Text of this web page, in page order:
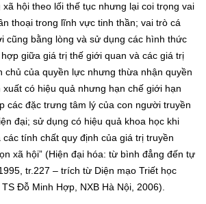
hội theo lối thế tục nhưng lại coi trọng vai
thoại trong lĩnh vực tinh thần; vai trò cá
cũng bằng lòng và sử dụng các hình thức
giữa giá trị thế giới quan và các giá trị
chủ của quyền lực nhưng thừa nhận quyền
có hiệu quả nhưng hạn chế giới hạn
các đặc trưng tâm lý của con người truyền
đại; sử dụng có hiệu quả khoa học khi
tính chất quy định của giá trị truyền
xã hội” (Hiện đại hóa: từ bình đẳng đến tự
tr.227 – trích từ Diện mạo Triết học
Đỗ Minh Hợp, NXB Hà Nội, 2006).